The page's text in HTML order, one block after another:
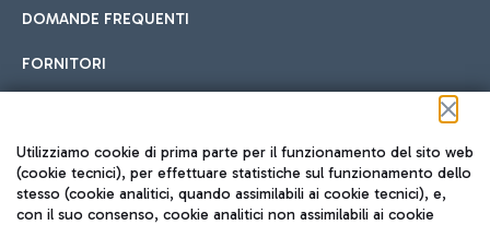
DOMANDE FREQUENTI
FORNITORI
Seguici sui social
Utilizziamo cookie di prima parte per il funzionamento del sito web
(cookie tecnici), per effettuare statistiche sul funzionamento dello
stesso (cookie analitici, quando assimilabili ai cookie tecnici), e,
con il suo consenso, cookie analitici non assimilabili ai cookie